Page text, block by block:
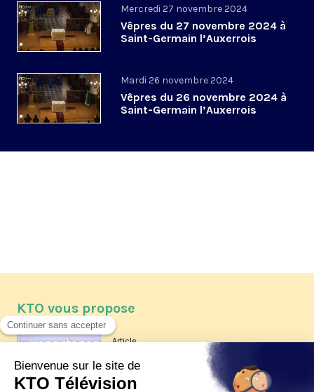
Mercredi 27 novembre 2024
Vêpres du 27 novembre 2024 à
Saint-Germain l’Auxerrois
Mardi 26 novembre 2024
Vêpres du 26 novembre 2024 à
Saint-Germain l’Auxerrois
KTO vous propose
Article
Les reportages d'été 2026 de KTO